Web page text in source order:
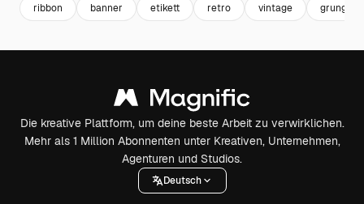
ribbon banner etikett retro vintage grunge
Die kreative Plattform, um deine beste Arbeit zu verwirklichen.
Mehr als 1 Million Abonnenten unter Kreativen, Unternehmen,
Agenturen und Studios.
Deutsch